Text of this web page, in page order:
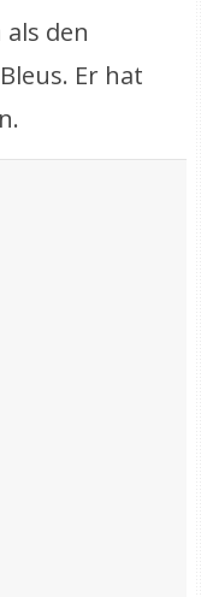
den
Er hat